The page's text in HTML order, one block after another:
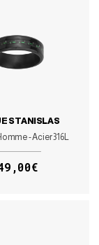
STANISLAS
- Acier 316L